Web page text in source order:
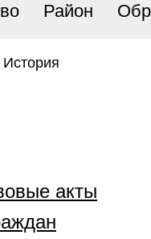
Район
История
акты